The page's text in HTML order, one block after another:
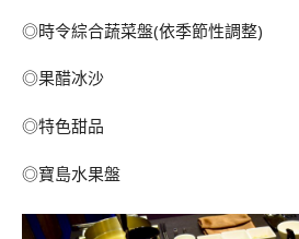
◎時令綜合蔬菜盤(依季節性調整)
◎果醋冰沙
◎特色甜品
◎寶島水果盤